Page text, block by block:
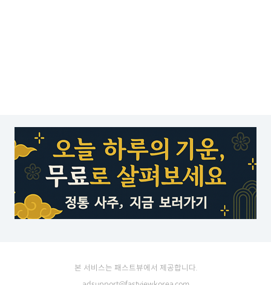
본 서비스는 패스트뷰에서 제공합니다.